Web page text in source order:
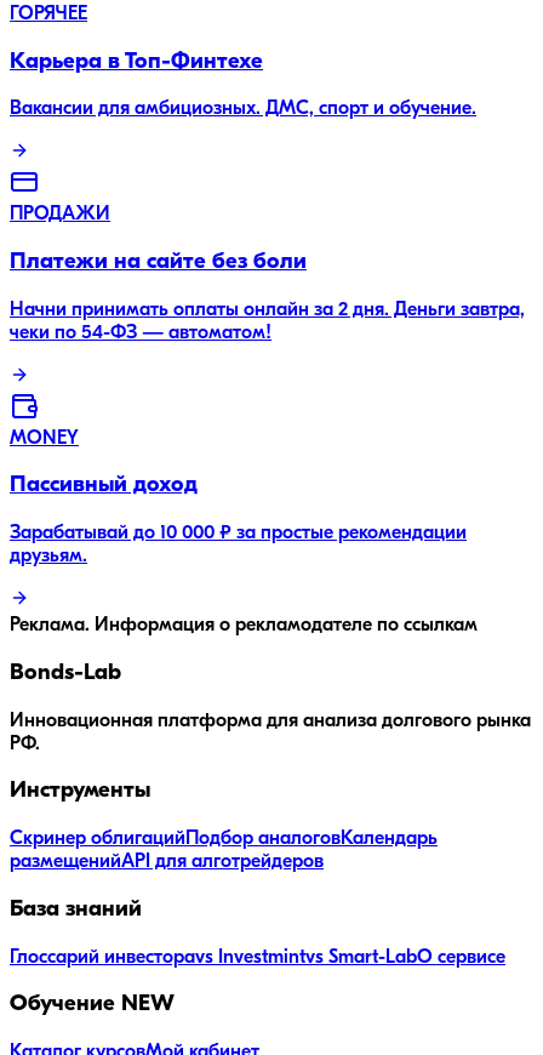
ГОРЯЧЕЕ
Карьера в Топ-Финтехе
Вакансии для амбициозных. ДМС, спорт и обучение.
ПРОДАЖИ
Платежи на сайте без боли
Начни принимать оплаты онлайн за 2 дня. Деньги завтра,
чеки по 54-ФЗ — автоматом!
MONEY
Пассивный доход
Зарабатывай до 10 000 ₽ за простые рекомендации
друзьям.
Реклама. Информация о рекламодателе по ссылкам
Bonds-Lab
Инновационная платформа для анализа долгового рынка
РФ.
Инструменты
Скринер облигаций Подбор аналоговКалендарь
размещенийAPI для алготрейдеров
База знаний
Глоссарий инвестораvs Investmintvs Smart-LabО сервисе
Обучение NEW